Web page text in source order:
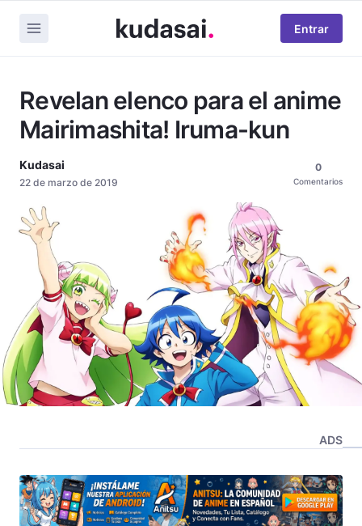
Entrar
Revelan elenco para el anime
Mairimashita! Iruma-kun
Kudasai
22 de marzo de 2019
0
Comentarios
ADS